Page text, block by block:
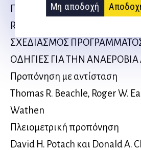
Μη αποδοχή
Προπόνηση με αντίσταση και
Roger W. Earle και Thomas R.
ΣΧΕΔΙΑΣΜΟΣ
ΟΔΗΓΙΕΣ ΓΙΑ ΤΗΝ
Προπόνηση με αντίσταση
Thomas R. Beachle, Roger W.
Wathen
Πλειομετρική προπόνηση
David H. Potach και Donald A.